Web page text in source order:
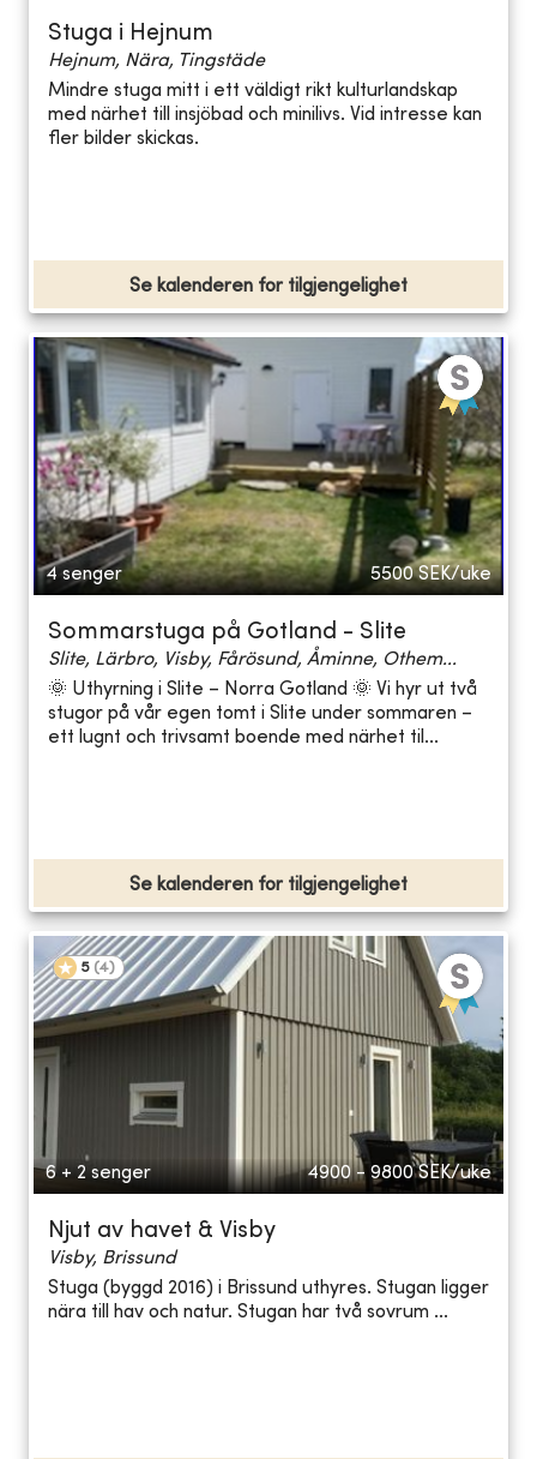
Stuga i Hejnum
Hejnum, Nära, Tingstäde
Mindre stuga mitt i ett väldigt rikt kulturlandskap
med närhet till insjöbad och minilivs. Vid intresse kan
fler bilder skickas.
Se kalenderen for tilgjengelighet
4 senger 5500 SEK/uke
Sommarstuga på Gotland - Slite
Slite, Lärbro, Visby, Fårösund, Åminne, Othem...
🌞 Uthyrning i Slite – Norra Gotland 🌞 Vi hyr ut två
stugor på vår egen tomt i Slite under sommaren –
ett lugnt och trivsamt boende med närhet til...
Se kalenderen for tilgjengelighet
5 (4)
6 + 2 senger 4900 - 9800 SEK/uke
Njut av havet & Visby
Visby, Brissund
Stuga (byggd 2016) i Brissund uthyres. Stugan ligger
nära till hav och natur. Stugan har två sovrum ...